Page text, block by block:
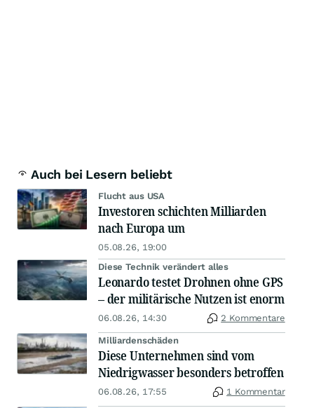
Auch bei Lesern beliebt
Flucht aus USA
Investoren schichten Milliarden
nach Europa um
05.08.26, 19:00
Diese Technik verändert alles
Leonardo testet Drohnen ohne GPS
– der militärische Nutzen ist enorm
06.08.26, 14:30 2 Kommentare
Milliardenschäden
Diese Unternehmen sind vom
Niedrigwasser besonders betroffen
06.08.26, 17:55 1 Kommentar